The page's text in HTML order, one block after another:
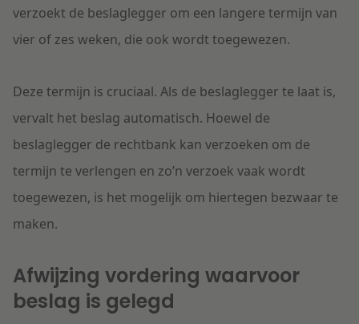
verzoekt de beslaglegger om een langere termijn van
vier of zes weken, die ook wordt toegewezen.
Deze termijn is cruciaal. Als de beslaglegger te laat is,
vervalt het beslag automatisch. Hoewel de
beslaglegger de rechtbank kan verzoeken om de
termijn te verlengen en zo’n verzoek vaak wordt
toegewezen, is het mogelijk om hiertegen bezwaar te
maken.
Afwijzing vordering waarvoor
beslag is gelegd